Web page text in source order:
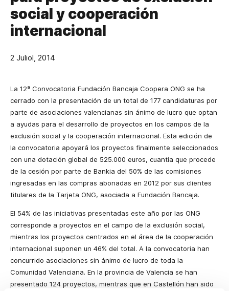
social y cooperación
internacional
2 Juliol, 2014
La 12ª Convocatoria Fundación Bancaja Coopera ONG se ha
cerrado con la presentación de un total de 177 candidaturas por
parte de asociaciones valencianas sin ánimo de lucro que optan
a ayudas para el desarrollo de proyectos en los campos de la
exclusión social y la cooperación internacional. Esta edición de
la convocatoria apoyará los proyectos finalmente seleccionados
con una dotación global de 525.000 euros, cuantía que procede
de la cesión por parte de Bankia del 50% de las comisiones
ingresadas en las compras abonadas en 2012 por sus clientes
titulares de la Tarjeta ONG, asociada a Fundación Bancaja.
El 54% de las iniciativas presentadas este año por las ONG
corresponde a proyectos en el campo de la exclusión social,
mientras los proyectos centrados en el área de la cooperación
internacional suponen un 46% del total. A la convocatoria han
concurrido asociaciones sin ánimo de lucro de toda la
Comunidad Valenciana. En la provincia de Valencia se han
presentado 124 proyectos, mientras que en Castellón han sido